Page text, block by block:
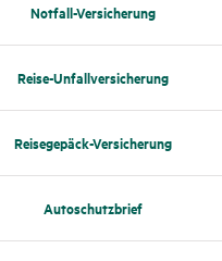
Notfall-Versi­che­rung
Reise-Unfall­ver­si­che­rung
Reise­ge­päck-Versi­che­rung
Auto­schutz­brief